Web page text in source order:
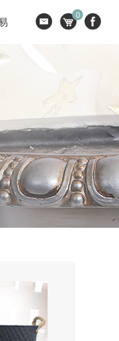
0